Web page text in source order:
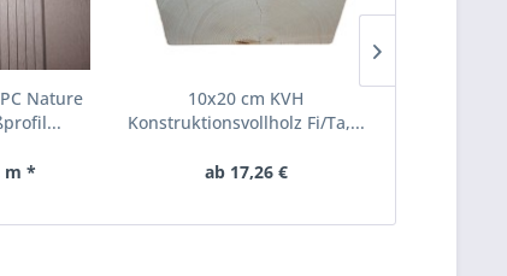
Nature
m *
10x20 cm KVH
Konstruktionsvollholz Fi/Ta,...
ab 17,26 €